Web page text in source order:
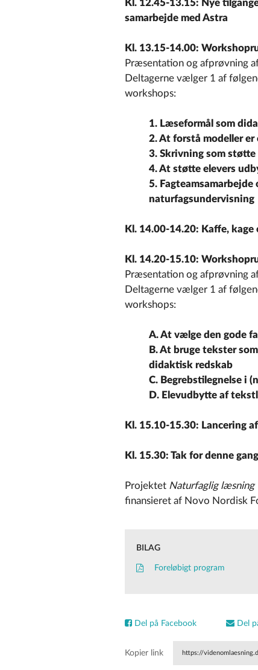
Kl. 12.45-13.15: Nye
samarbejde med Astra
Kl. 13.15-14.00:
Præsentation og afprøvning
Deltagerne vælger 1 af
workshops:
1. Læseformål som
2. At forstå modeller
3. Skrivning som
4. At støtte elevers
5.
naturfagsundervisning
Kl. 14.00-14.20: Kaffe,
Kl. 14.20-15.10:
Præsentation og afprøvning
Deltagerne vælger 1 af
workshops:
A. At vælge den gode
B. At bruge tekster
didaktisk redskab
C. Begrebstilegnelse i
D. Elevudbytte af
Kl. 15.10-15.30: Lancering
Kl. 15.30: Tak for denne
Projektet Naturfaglig læsning
finansieret af Novo Nordisk
BILAG
Foreløbigt program
Del på Facebook Del
Kopier link https://